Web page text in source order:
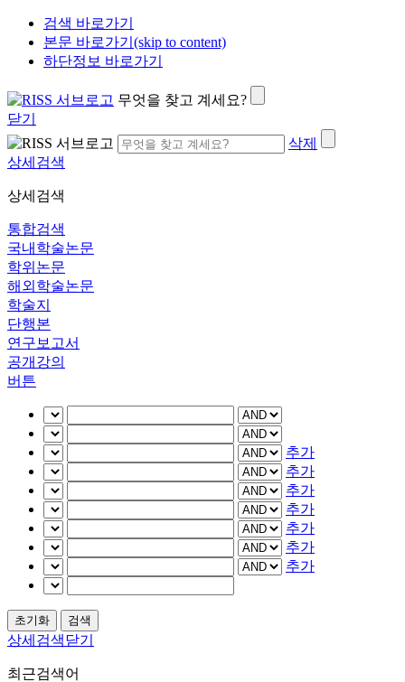
검색 바로가기
본문 바로가기(skip to content)
하단정보 바로가기
무엇을 찾고 계세요?
닫기
삭제
상세검색
상세검색
통합검색
국내학술논문
학위논문
해외학술논문
학술지
단행본
연구보고서
공개강의
버튼
추가
추가
추가
추가
추가
추가
추가
상세검색닫기
최근검색어